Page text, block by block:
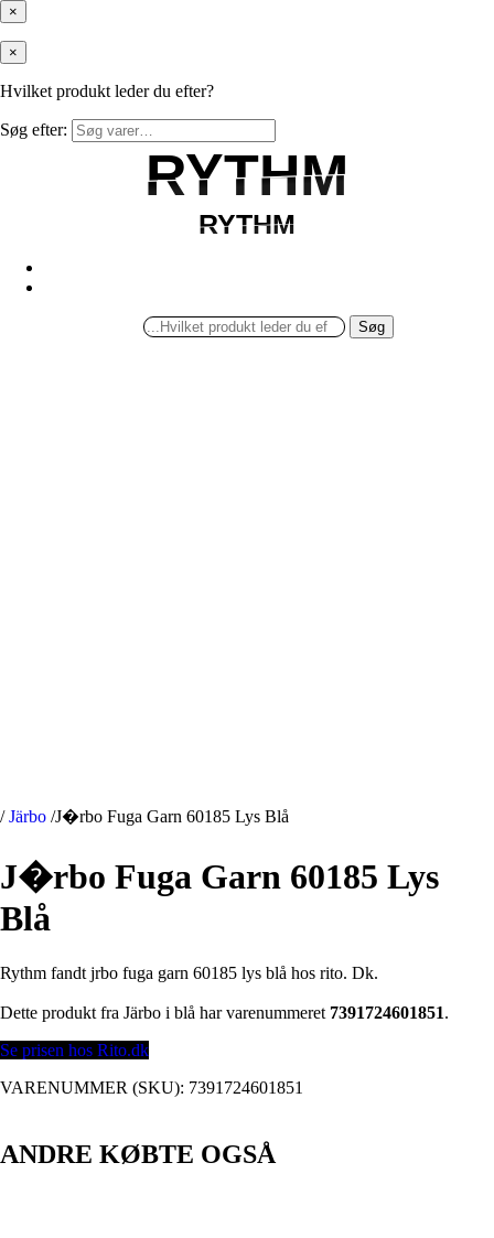
×
×
Hvilket produkt leder du efter?
Søg efter:
RYTHM
RYTHM
RYTHM
RYTHM
Søg
/ Järbo /J�rbo Fuga Garn 60185 Lys Blå
J�rbo Fuga Garn 60185 Lys
Blå
Rythm fandt jrbo fuga garn 60185 lys blå hos rito. Dk.
Dette produkt fra Järbo i blå har varenummeret 7391724601851.
Se prisen hos Rito.dk
VARENUMMER (SKU): 7391724601851
ANDRE KØBTE OGSÅ